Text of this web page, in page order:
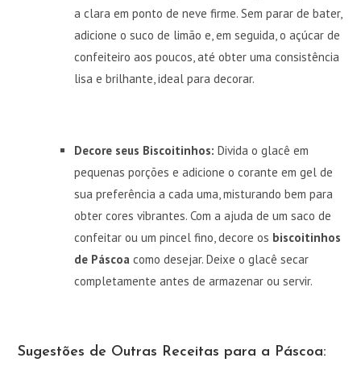
a clara em ponto de neve firme. Sem parar de bater,
adicione o suco de limão e, em seguida, o açúcar de
confeiteiro aos poucos, até obter uma consistência
lisa e brilhante, ideal para decorar.
Decore seus Biscoitinhos: Divida o glacê em
pequenas porções e adicione o corante em gel de
sua preferência a cada uma, misturando bem para
obter cores vibrantes. Com a ajuda de um saco de
confeitar ou um pincel fino, decore os biscoitinhos
de Páscoa como desejar. Deixe o glacê secar
completamente antes de armazenar ou servir.
Sugestões de Outras Receitas para a Páscoa: